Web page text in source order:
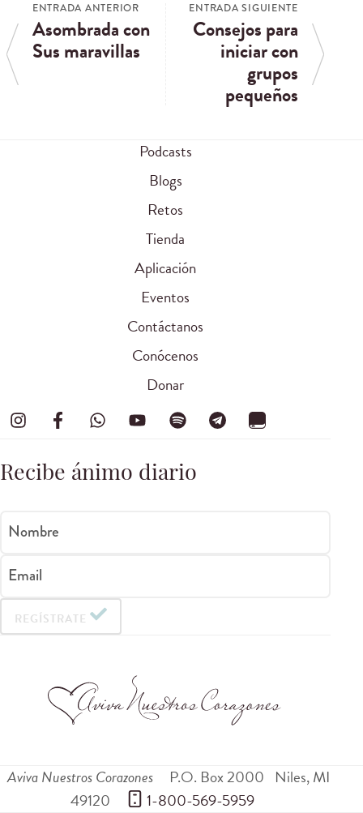
ENTRADA ANTERIOR
Asombrada con
Sus maravillas
ENTRADA SIGUIENTE
Consejos para
iniciar con
grupos
pequeños
Podcasts
Blogs
Retos
Tienda
Aplicación
Eventos
Contáctanos
Conócenos
Donar
Recibe ánimo diario
Nombre
Email
REGÍSTRATE
Aviva Nuestros Corazones P.O. Box 2000 Niles,MI
49120
1-800-569-5959